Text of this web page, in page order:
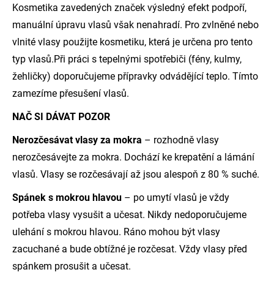
Kosmetika zavedených značek výsledný efekt podpoří,
manuální úpravu vlasů však nenahradí. Pro zvlněné nebo
vlnité vlasy použijte kosmetiku, která je určena pro tento
typ vlasů.Při práci s tepelnými spotřebiči (fény, kulmy,
žehličky) doporučujeme přípravky odvádějící teplo. Tímto
zamezíme přesušení vlasů.
NAČ SI DÁVAT POZOR
Nerozčesávat vlasy za mokra – rozhodně vlasy
nerozčesávejte za mokra. Dochází ke krepatění a lámání
vlasů. Vlasy se rozčesávají až jsou alespoň z 80 % suché.
Spánek s mokrou hlavou – po umytí vlasů je vždy
potřeba vlasy vysušit a učesat. Nikdy nedoporučujeme
ulehání s mokrou hlavou. Ráno mohou být vlasy
zacuchané a bude obtížné je rozčesat. Vždy vlasy před
spánkem prosušit a učesat.